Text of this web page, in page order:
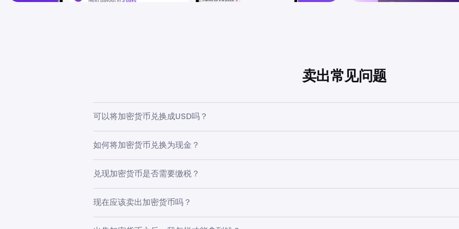
卖出常见问题
可以将加密货币兑换成USD吗？
如何将加密货币兑换为现金？
们的资金选项可让您轻松地将法定货币提取到您的银行账户。
兑现加密货币是否需要缴税？
现在应该卖出加密货币吗？